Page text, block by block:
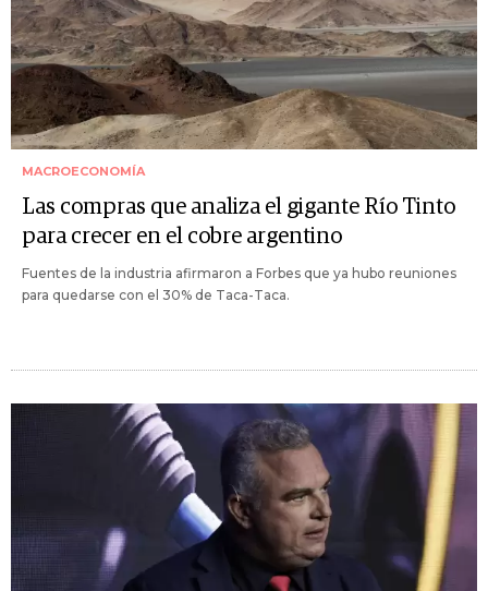
MACROECONOMÍA
Las compras que analiza el gigante Río Tinto
para crecer en el cobre argentino
Fuentes de la industria afirmaron a Forbes que ya hubo reuniones
para quedarse con el 30% de Taca-Taca.